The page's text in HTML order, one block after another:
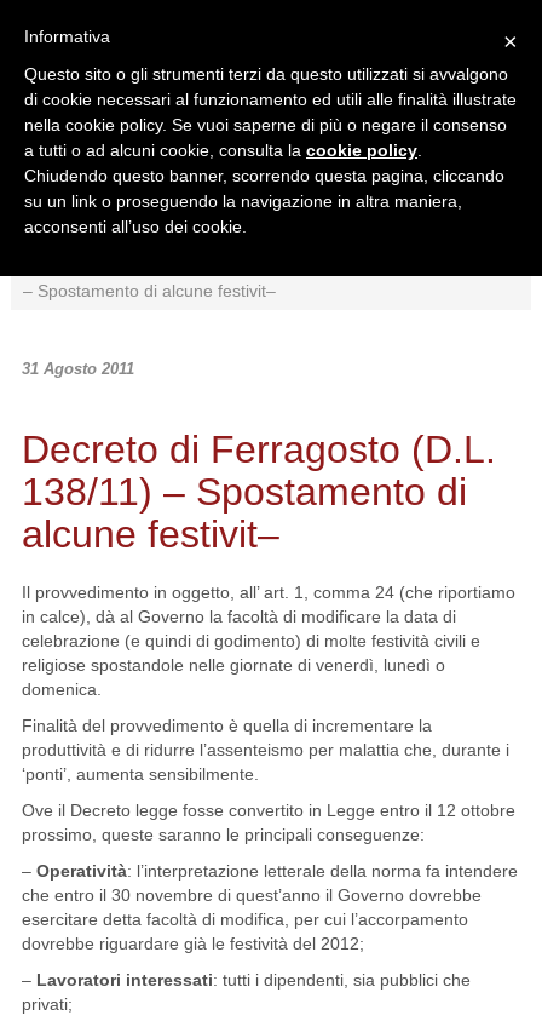
Ricerca in:
Sezione corrente
Tutto il sito
– Spostamento di alcune festivit–
31 Agosto 2011
Decreto di Ferragosto (D.L.
138/11) – Spostamento di
alcune festivit–
Il provvedimento in oggetto, all’ art. 1, comma 24 (che riportiamo
in calce), dà al Governo la facoltà di modificare la data di
celebrazione (e quindi di godimento) di molte festività civili e
religiose spostandole nelle giornate di venerdì, lunedì o
domenica.
Finalità del provvedimento è quella di incrementare la
produttività e di ridurre l’assenteismo per malattia che, durante i
‘ponti’, aumenta sensibilmente.
Ove il Decreto legge fosse convertito in Legge entro il 12 ottobre
prossimo, queste saranno le principali conseguenze:
– Operatività: l’interpretazione letterale della norma fa intendere
che entro il 30 novembre di quest’anno il Governo dovrebbe
esercitare detta facoltà di modifica, per cui l’accorpamento
dovrebbe riguardare già le festività del 2012;
– Lavoratori interessati: tutti i dipendenti, sia pubblici che
privati;
×
Informativa
Questo sito o gli strumenti terzi da questo utilizzati si avvalgono
di cookie necessari al funzionamento ed utili alle finalità illustrate
nella cookie policy. Se vuoi saperne di più o negare il consenso
a tutti o ad alcuni cookie, consulta la cookie policy
Chiudendo questo banner, scorrendo questa pagina, cliccando
su un link o proseguendo la navigazione in altra maniera,
acconsenti all’uso dei cookie.